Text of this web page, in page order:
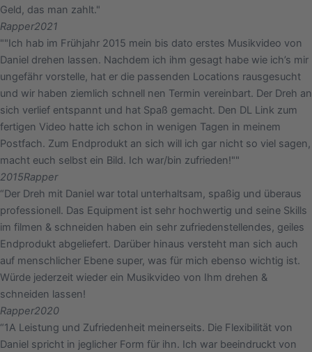
Geld, das man zahlt."
Rapper2021
""Ich hab im Frühjahr 2015 mein bis dato erstes Musikvideo von
Daniel drehen lassen. Nachdem ich ihm gesagt habe wie ich’s mir
ungefähr vorstelle, hat er die passenden Locations rausgesucht
und wir haben ziemlich schnell nen Termin vereinbart. Der Dreh an
sich verlief entspannt und hat Spaß gemacht. Den DL Link zum
fertigen Video hatte ich schon in wenigen Tagen in meinem
Postfach. Zum Endprodukt an sich will ich gar nicht so viel sagen,
macht euch selbst ein Bild. Ich war/bin zufrieden!""
2015Rapper
“Der Dreh mit Daniel war total unterhaltsam, spaßig und überaus
professionell. Das Equipment ist sehr hochwertig und seine Skills
im filmen & schneiden haben ein sehr zufriedenstellendes, geiles
Endprodukt abgeliefert. Darüber hinaus versteht man sich auch
auf menschlicher Ebene super, was für mich ebenso wichtig ist.
Würde jederzeit wieder ein Musikvideo von Ihm drehen &
schneiden lassen!
Rapper2020
“1A Leistung und Zufriedenheit meinerseits. Die Flexibilität von
Daniel spricht in jeglicher Form für ihn. Ich war beeindruckt von